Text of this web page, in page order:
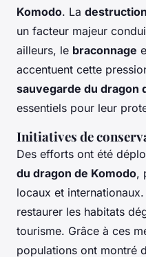
Komodo. La
un facteur majeur
ailleurs, le braconnage
accentuent cette
sauvegarde du dragon
essentiels pour leur
Initiatives de
Des efforts ont été
du dragon de Komodo,
locaux et
restaurer les habitats
tourisme. Grâce à ces
populations ont montré